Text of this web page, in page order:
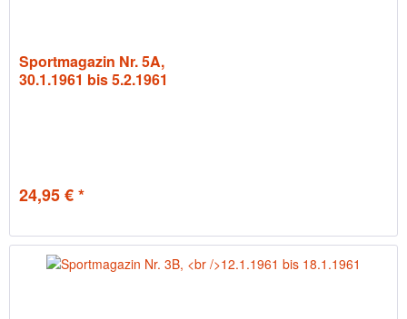
Sportmagazin Nr. 5A,
30.1.1961 bis 5.2.1961
24,95 € *